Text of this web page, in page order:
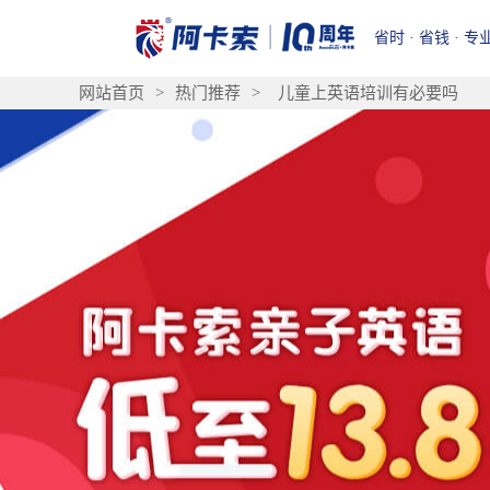
省时 · 省钱 · 专
网站首页 > 热门推荐 > 儿童上英语培训有必要吗